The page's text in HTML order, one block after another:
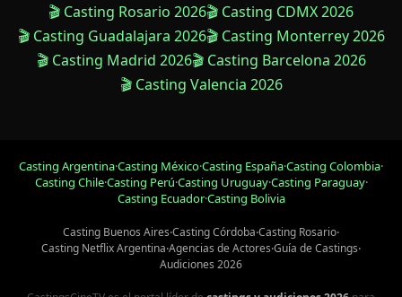
🎬 Casting Rosario 2026🎬 Casting CDMX 2026
🎬 Casting Guadalajara 2026🎬 Casting Monterrey 2026
🎬 Casting Madrid 2026🎬 Casting Barcelona 2026
🎬 Casting Valencia 2026
Casting Argentina·Casting México·Casting España·Casting Colombia·
Casting Chile·Casting Perú·Casting Uruguay·Casting Paraguay·
Casting Ecuador·Casting Bolivia
Casting Buenos Aires·Casting Córdoba·Casting Rosario·
Casting Netflix Argentina·Agencias de Actores·Guía de Castings·
Audiciones 2026